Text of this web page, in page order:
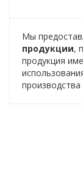
Мы
продукции,
продукция